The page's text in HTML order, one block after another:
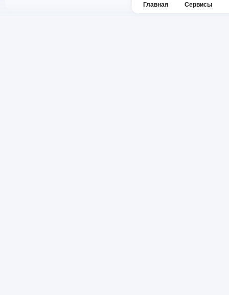
Главная Сервисы